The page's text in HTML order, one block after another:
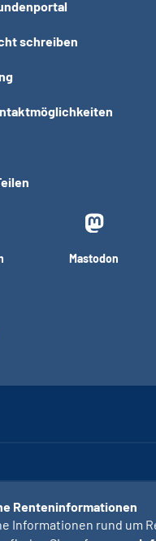
schreiben
Mastodon
Renteninformationen
Informationen rund um